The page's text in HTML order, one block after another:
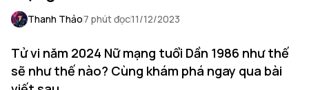
Thanh Thảo7 phút đọc11/12/2023
Tử vi năm 2024 Nữ mạng tuổi Dần 1986 như thế
sẽ như thế nào? Cùng khám phá ngay qua bài